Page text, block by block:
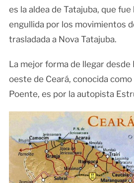
es la aldea de Tatajuba, que
engullida por los movimientos
trasladada a Nova Tatajuba.
La mejor forma de llegar desde
oeste de Ceará, conocida como
Poente, es por la autopista